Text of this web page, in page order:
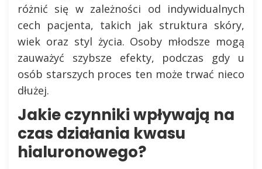
różnić się w zależności od indywidualnych
cech pacjenta, takich jak struktura skóry,
wiek oraz styl życia. Osoby młodsze mogą
zauważyć szybsze efekty, podczas gdy u
osób starszych proces ten może trwać nieco
dłużej.
Jakie czynniki wpływają na
czas działania kwasu
hialuronowego?